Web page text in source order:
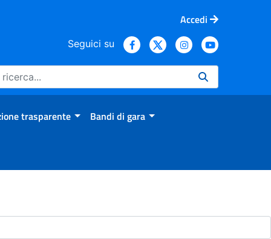
Accedi
Seguici su
trasparente Bandi di gara